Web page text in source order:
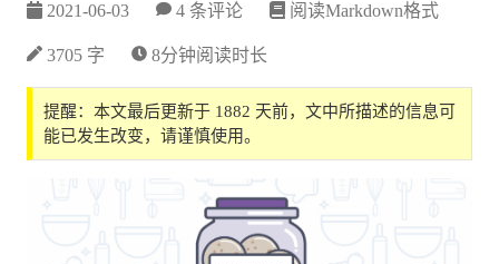
2021-06-03 4 条评论 阅读Markdown格式
3705 字 8分钟阅读时长
提醒：本文最后更新于 1882 天前，文中所描述的信息可
能已发生改变，请谨慎使用。